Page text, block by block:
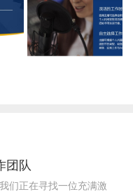
团队
们正在寻找一位充满激